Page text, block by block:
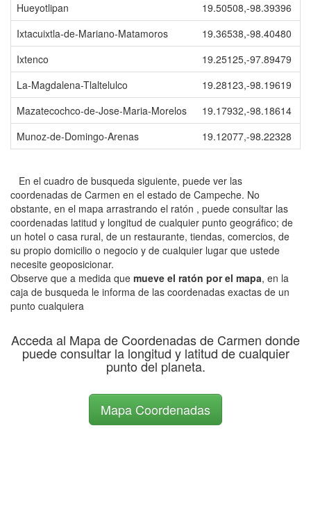
Hueyotlipan
19.50508,-98.39396
Ixtacuixtla-de-Mariano-Matamoros
19.36538,-98.40480
Ixtenco
19.25125,-97.89479
La-Magdalena-Tlaltelulco
19.28123,-98.19619
Mazatecochco-de-Jose-Maria-Morelos
19.17932,-98.18614
Munoz-de-Domingo-Arenas
19.12077,-98.22328
En el cuadro de busqueda siguiente, puede ver las
coordenadas de Carmen en el estado de Campeche. No
obstante, en el mapa arrastrando el ratón , puede consultar las
coordenadas latitud y longitud de cualquier punto geográfico; de
un hotel o casa rural, de un restaurante, tiendas, comercios, de
su propio domicilio o negocio y de cualquier lugar que ustede
necesite geoposicionar.
Observe que a medida que mueve el ratón por el mapa, en la
caja de busqueda le informa de las coordenadas exactas de un
punto cualquiera
Acceda al Mapa de Coordenadas de Carmen donde
puede consultar la longitud y latitud de cualquier
punto del planeta.
Mapa Coordenadas